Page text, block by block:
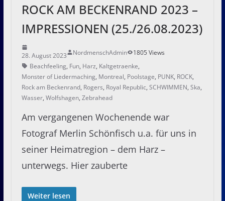
ROCK AM BECKENRAND 2023 –
IMPRESSIONEN (25./26.08.2023)
28. August 2023 NordmenschAdmin
1805 Views
Beachfeeling, Fun, Harz, Kaltgetraenke,
Monster of Liedermaching, Montreal, Poolstage, PUNK, ROCK,
Rock am Beckenrand, Rogers, Royal Republic, SCHWIMMEN, Ska,
Wasser, Wolfshagen, Zebrahead
Am vergangenen Wochenende war
Fotograf Merlin Schönfisch u.a. für uns in
seiner Heimatregion – dem Harz –
unterwegs. Hier zauberte
Weiter lesen